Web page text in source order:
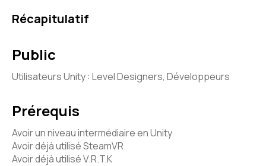
Récapitulatif
Public
Utilisateurs Unity : Level Designers, Développeurs
Prérequis
Avoir un niveau intermédiaire en Unity
Avoir déjà utilisé SteamVR
Avoir déjà utilisé V.R.T.K